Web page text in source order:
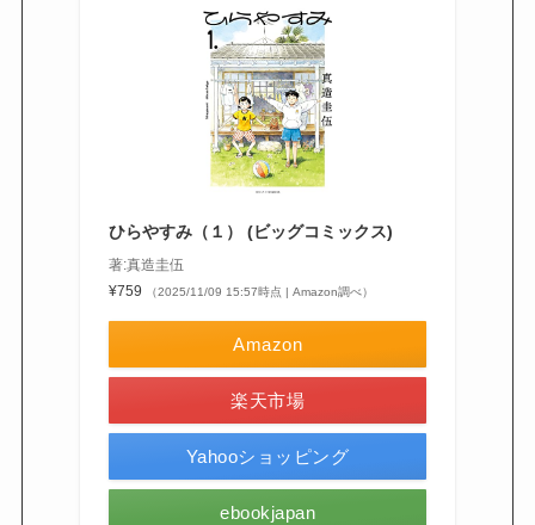
ひらやすみ（１） (ビッグコミックス)
著:真造圭伍
¥759
（2025/11/09 15:57時点 | Amazon調べ）
Amazon
楽天市場
Yahooショッピング
ebookjapan